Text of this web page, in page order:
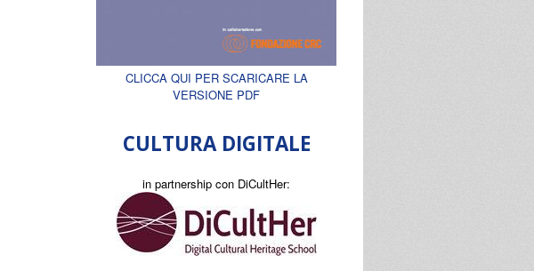
CLICCA QUI PER SCARICARE LA
VERSIONE PDF
CULTURA DIGITALE
in partnership con DiCultHer: